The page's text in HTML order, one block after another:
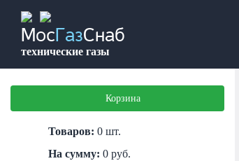
Мос ГазСнаб
технические газы
Корзина
Товаров: 0 шт.
На сумму: 0 руб.